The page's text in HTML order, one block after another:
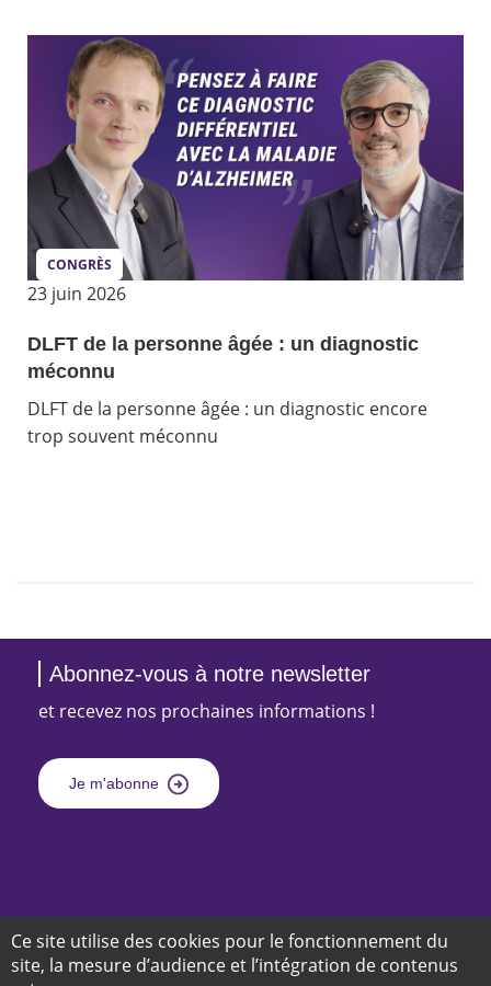
CONGRÈS
23 juin 2026
DLFT de la personne âgée : un diagnostic
méconnu
DLFT de la personne âgée : un diagnostic encore
trop souvent méconnu
Abonnez-vous à notre newsletter
et recevez nos prochaines informations !
Je m'abonne
Ce site utilise des cookies pour le fonctionnement du
site, la mesure d’audience et l’intégration de contenus